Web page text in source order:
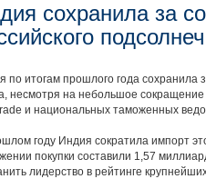
сохранила за
по итогам прошлого года сохранила
несмотря на небольшое
и национальных таможенных
году Индия сократила импорт
покупки составили 1,57
лидерство в рейтинге